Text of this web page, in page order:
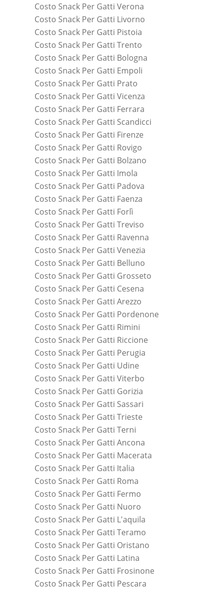
Costo Snack Per Gatti Verona
Costo Snack Per Gatti Livorno
Costo Snack Per Gatti Pistoia
Costo Snack Per Gatti Trento
Costo Snack Per Gatti Bologna
Costo Snack Per Gatti Empoli
Costo Snack Per Gatti Prato
Costo Snack Per Gatti Vicenza
Costo Snack Per Gatti Ferrara
Costo Snack Per Gatti Scandicci
Costo Snack Per Gatti Firenze
Costo Snack Per Gatti Rovigo
Costo Snack Per Gatti Bolzano
Costo Snack Per Gatti Imola
Costo Snack Per Gatti Padova
Costo Snack Per Gatti Faenza
Costo Snack Per Gatti Forlì
Costo Snack Per Gatti Treviso
Costo Snack Per Gatti Ravenna
Costo Snack Per Gatti Venezia
Costo Snack Per Gatti Belluno
Costo Snack Per Gatti Grosseto
Costo Snack Per Gatti Cesena
Costo Snack Per Gatti Arezzo
Costo Snack Per Gatti Pordenone
Costo Snack Per Gatti Rimini
Costo Snack Per Gatti Riccione
Costo Snack Per Gatti Perugia
Costo Snack Per Gatti Udine
Costo Snack Per Gatti Viterbo
Costo Snack Per Gatti Gorizia
Costo Snack Per Gatti Sassari
Costo Snack Per Gatti Trieste
Costo Snack Per Gatti Terni
Costo Snack Per Gatti Ancona
Costo Snack Per Gatti Macerata
Costo Snack Per Gatti Italia
Costo Snack Per Gatti Roma
Costo Snack Per Gatti Fermo
Costo Snack Per Gatti Nuoro
Costo Snack Per Gatti L'aquila
Costo Snack Per Gatti Teramo
Costo Snack Per Gatti Oristano
Costo Snack Per Gatti Latina
Costo Snack Per Gatti Frosinone
Costo Snack Per Gatti Pescara